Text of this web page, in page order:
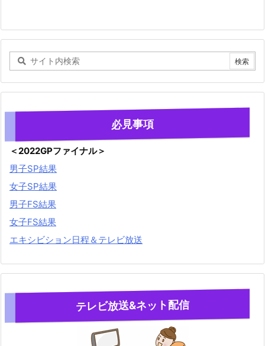
必見事項
＜2022GPファイナル＞
男子SP結果
女子SP結果
男子FS結果
女子FS結果
エキシビション日程＆テレビ放送
テレビ放送&ネット配信